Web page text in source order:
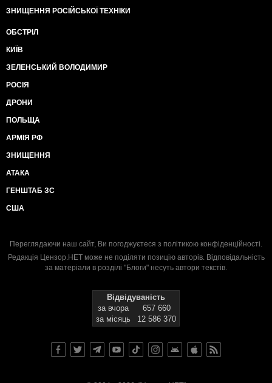
ЗНИЩЕННЯ РОСІЙСЬКОЇ ТЕХНІКИ
ОБСТРІЛ
КИЇВ
ЗЕЛЕНСЬКИЙ ВОЛОДИМИР
РОСІЯ
ДРОНИ
ПОЛЬЩА
АРМІЯ РФ
ЗНИЩЕННЯ
АТАКА
ГЕНШТАБ ЗС
США
Переглядаючи наш сайт, Ви погоджуєтеся з політикою конфіденційності.
Редакція Цензор.НЕТ може не поділяти позицію авторів. Відповідальність
за матеріали в розділі "Блоги" несуть автори текстів.
Відвідуваність
за вчора
657 660
за місяць
12 586 370